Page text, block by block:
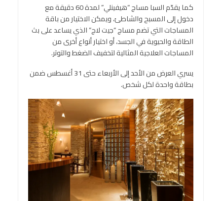
كما يقدّم السبا مساج “هيفينلي” لمدة 60 دقيقة مع
دخول إلى المسبح والشاطئ، ويمكن الاختيار من باقة
المساجات التي تضم مساج “جيت لاج” الذي يساعد على بث
الطاقة والحيوية في الجسد، أو اختيار أنواع أخرى من
المساجات العلاجية المثالية لتخفيف الضغط والتوتر.
يسري العرض من الأحد إلى الأربعاء حتى 31 أغسطس ضمن
بطاقة واحدة لكل شخص.